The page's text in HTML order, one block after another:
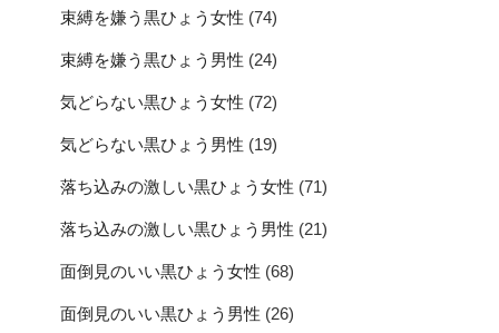
束縛を嫌う黒ひょう女性 (74)
束縛を嫌う黒ひょう男性 (24)
気どらない黒ひょう女性 (72)
気どらない黒ひょう男性 (19)
落ち込みの激しい黒ひょう女性 (71)
落ち込みの激しい黒ひょう男性 (21)
面倒見のいい黒ひょう女性 (68)
面倒見のいい黒ひょう男性 (26)